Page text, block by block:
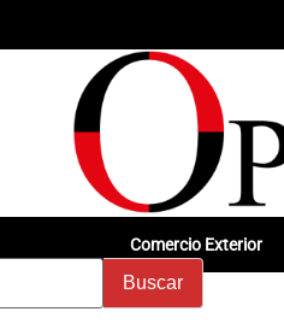
Comercio Exterior